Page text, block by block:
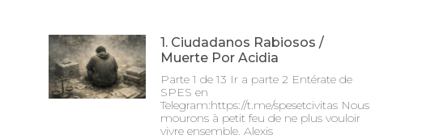
1. Ciudadanos Rabiosos /
Muerte Por Acidia
Parte 1 de 13 Ir a parte 2 Entérate de
SPES en
Telegram:https://t.me/spesetcivitas Nous
mourons à petit feu de ne plus vouloir
vivre ensemble. Alexis